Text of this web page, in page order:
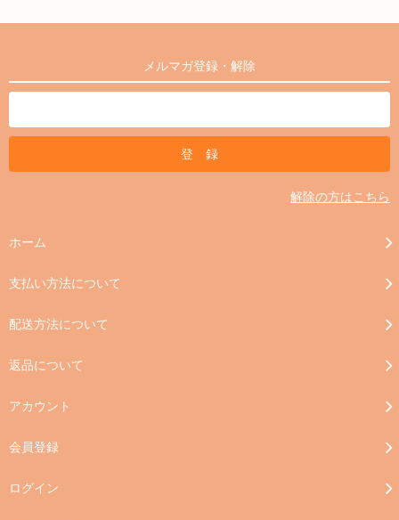
メルマガ登録・解除
解除の方はこちら
ホーム
支払い方法について
配送方法について
返品について
アカウント
会員登録
ログイン